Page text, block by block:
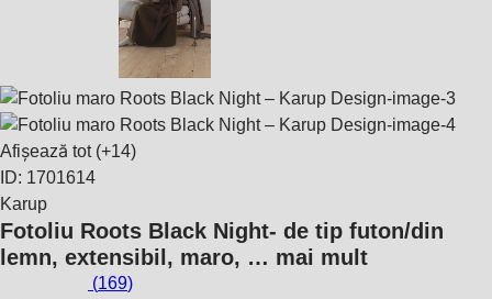
Afișează tot(+14)
ID: 1701614
Karup
Fotoliu Roots Black Night- de tip futon/din
lemn, extensibil, maro, … mai mult
(169)